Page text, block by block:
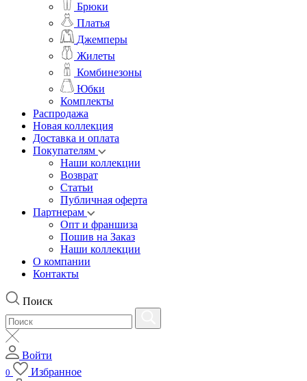
Брюки
Платья
Джемперы
Жилеты
Комбинезоны
Юбки
Комплекты
Распродажа
Новая коллекция
Доставка и оплата
Покупателям
Наши коллекции
Возврат
Статьи
Публичная оферта
Партнерам
Опт и франшиза
Пошив на Заказ
Наши коллекции
О компании
Контакты
Поиск
Войти
0 Избранное